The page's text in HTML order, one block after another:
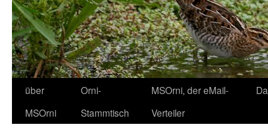
über
MSOrni
Orni-
Stammtisch
MSOrni, der eMail-
Verteiler